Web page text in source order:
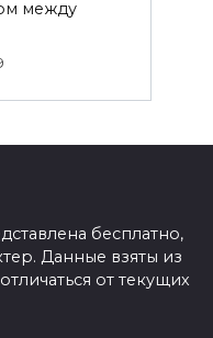
между
бесплатно,
Данные взяты из
от текущих